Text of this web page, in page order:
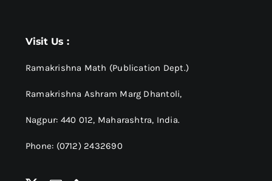
Visit Us :
Ramakrishna Math (Publication Dept.)
Ramakrishna Ashram Marg Dhantoli,
Nagpur: 440 012, Maharashtra, India.
Phone: (0712) 2432690